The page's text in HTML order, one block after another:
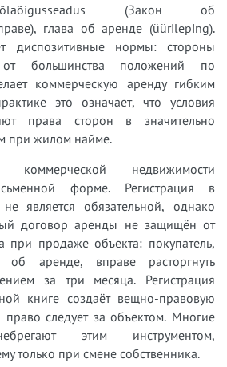
(Закон об
глава об аренде (üürileping).
диспозитивные нормы: стороны
от большинства положений по
коммерческую аренду гибким
это означает, что условия
права сторон в значительно
при жилом найме.
недвижимости
форме. Регистрация в
является обязательной, однако
договор аренды не защищён от
при продаже объекта: покупатель,
об аренде, вправе расторгнуть
за три месяца. Регистрация
книге создаёт вещно-правовую
следует за объектом. Многие
этим инструментом,
только при смене собственника.